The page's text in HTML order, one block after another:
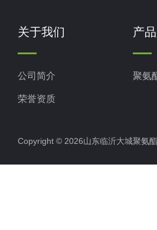
关于我们
公司简介
荣誉资质
产
聚氨
Copyright © 2026山东临沂大城聚氨